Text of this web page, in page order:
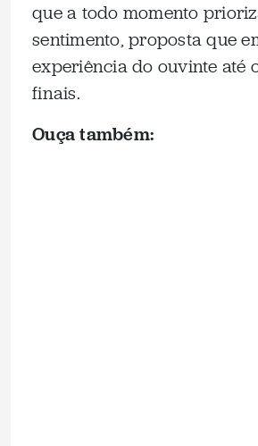
que a todo momento
sentimento, proposta que
experiência do ouvinte até
finais.
Ouça também: